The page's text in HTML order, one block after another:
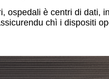
ospedali è centri di dati,
chì i dispositi